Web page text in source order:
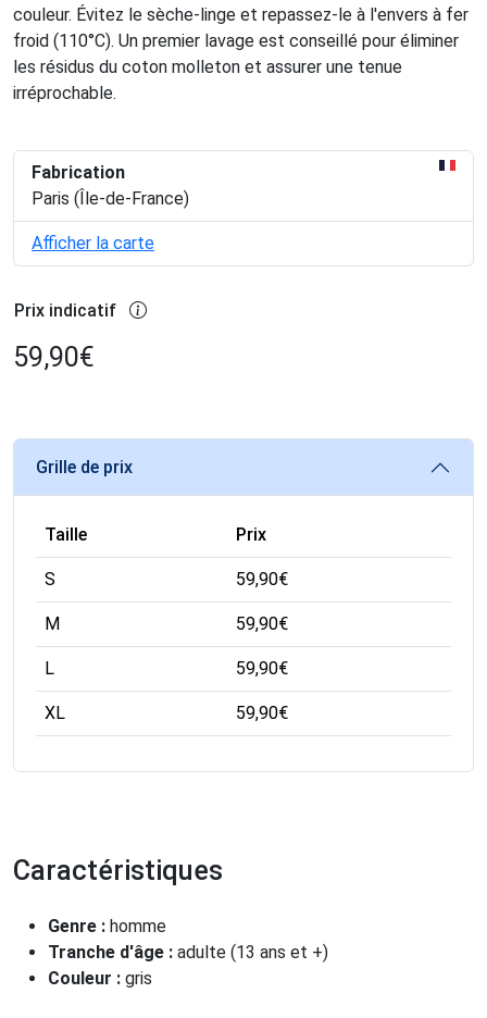
couleur. Évitez le sèche-linge et repassez-le à l'envers à fer
froid (110°C). Un premier lavage est conseillé pour éliminer
les résidus du coton molleton et assurer une tenue
irréprochable.
Fabrication
Paris (Île-de-France)
Afficher la carte
Prix indicatif
59,90€
Grille de prix
Taille Prix
S 59,90€
M 59,90€
L 59,90€
XL 59,90€
Caractéristiques
Genre : homme
Tranche d'âge : adulte (13 ans et +)
Couleur : gris